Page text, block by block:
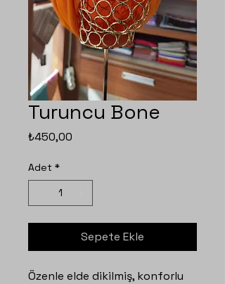
Turuncu Bone
₺450,00
Adet *
Sepete Ekle
Özenle elde dikilmiş, konforlu